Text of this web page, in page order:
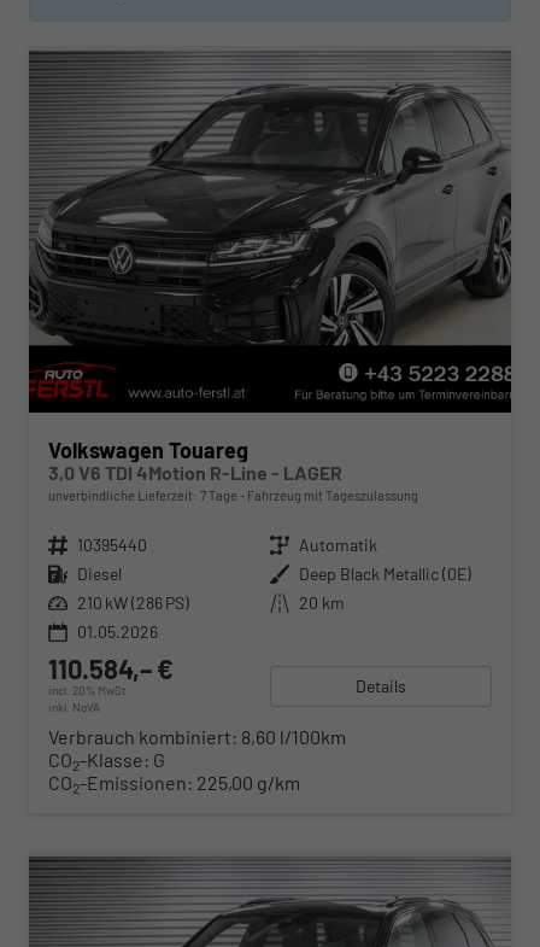
Volkswagen Touareg
3,0 V6 TDI 4Motion R-Line - LAGER
unverbindliche Lieferzeit: 7 Tage Fahrzeug mit Tageszulassung
Fahrzeugnr. 10395440 Getriebe Automatik
Kraftstoff Diesel Außenfarbe Deep Black Metallic (0E)
Leistung 210 kW (286 PS) Kilometerstand 20 km
01.05.2026
110.584,– €
incl. 20% MwSt.
inkl. NoVA
Details
Verbrauch kombiniert: 8,60 l/100km
CO2-Klasse: G
CO2-Emissionen: 225,00 g/km